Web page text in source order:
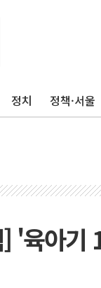
정치 정책·서울
'육아기